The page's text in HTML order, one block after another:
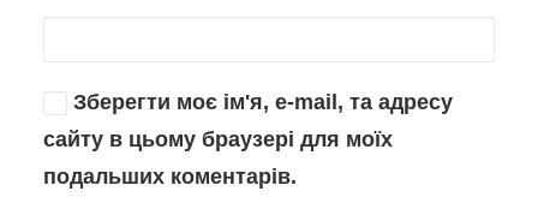
Зберегти моє ім'я, e-mail, та адресу
сайту в цьому браузері для моїх
подальших коментарів.